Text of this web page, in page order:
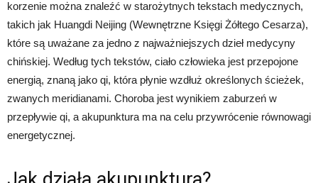
korzenie można znaleźć w starożytnych tekstach medycznych,
takich jak Huangdi Neijing (Wewnętrzne Księgi Żółtego Cesarza),
które są uważane za jedno z najważniejszych dzieł medycyny
chińskiej. Według tych tekstów, ciało człowieka jest przepojone
energią, znaną jako qi, która płynie wzdłuż określonych ścieżek,
zwanych meridianami. Choroba jest wynikiem zaburzeń w
przepływie qi, a akupunktura ma na celu przywrócenie równowagi
energetycznej.